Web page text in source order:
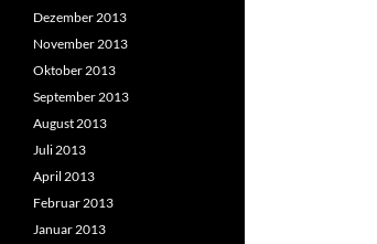
Dezember 2013
November 2013
Oktober 2013
September 2013
August 2013
Juli 2013
April 2013
Februar 2013
Januar 2013